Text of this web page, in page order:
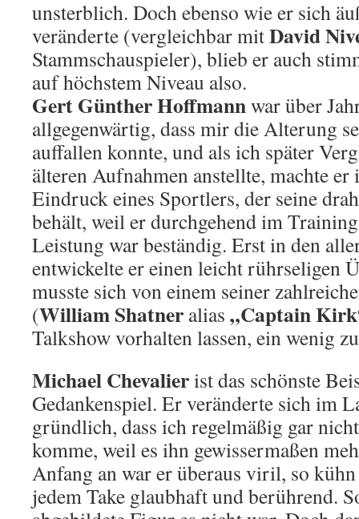
unsterblich. Doch ebenso wie er sich
veränderte (vergleichbar mitDavid
Stammschauspieler), blieb er auch
auf höchstem Niveau also.
Gert Günther Hoffmannwar über
allgegenwärtig, dass mir die Alterung
auffallen konnte, und als ich später
älteren Aufnahmen anstellte, machte
Eindruck eines Sportlers, der seine
behält, weil er durchgehend im
Leistung war beständig. Erst in den
entwickelte er einen leicht rührseligen
musste sich von einem seiner
(William Shatner alias „Captain
Talkshow vorhalten lassen, ein wenig
Michael Chevalierist das schönste
Gedankenspiel. Er veränderte sich im
gründlich, dass ich regelmäßig gar
komme, weil es ihn gewissermaßen
Anfang an war er überaus viril, so
jedem Take glaubhaft und berührend.